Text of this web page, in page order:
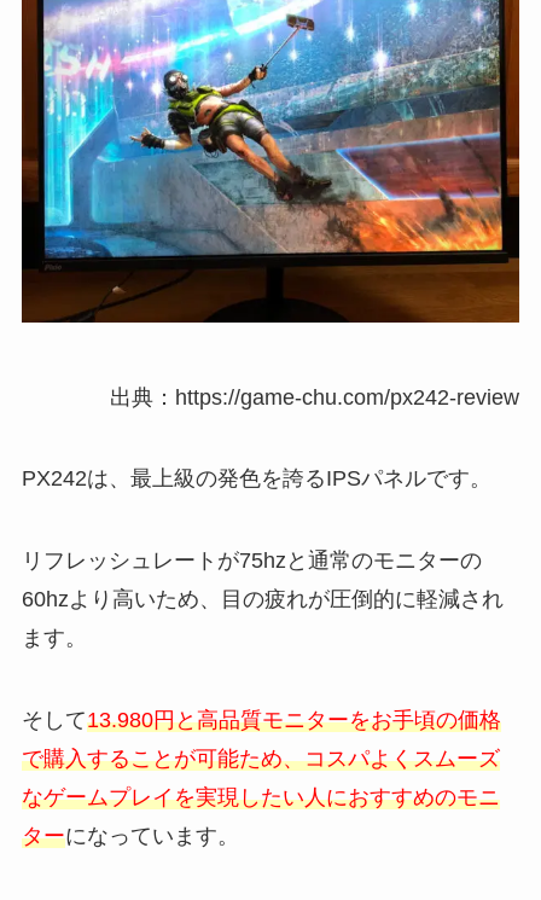
出典：https://game-chu.com/px242-review
PX242は、最上級の発色を誇るIPSパネルです。
リフレッシュレートが75hzと通常のモニターの
60hzより高いため、目の疲れが圧倒的に軽減され
ます。
そして13.980円と高品質モニターをお手頃の価格
で購入することが可能ため、コスパよくスムーズ
なゲームプレイを実現したい人におすすめのモニ
ターになっています。